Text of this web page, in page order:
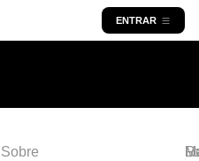
ENTRAR
Sobre